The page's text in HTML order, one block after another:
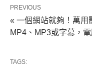
PREVIOUS
« 一個網站就夠！萬用
MP4、MP3或字幕，
TAGS: